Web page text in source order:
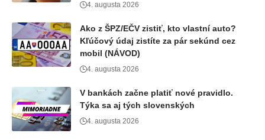
4. augusta 2026
Ako z ŠPZ/EČV zistiť, kto vlastní auto?
Kľúčový údaj zistíte za pár sekúnd cez
mobil (NÁVOD)
4. augusta 2026
V bankách začne platiť nové pravidlo.
Týka sa aj tých slovenských
4. augusta 2026